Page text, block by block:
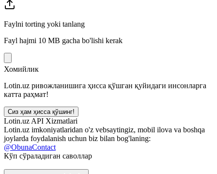
Faylni torting yoki tanlang
Fayl hajmi 10 MB gacha bo'lishi kerak
Хомийлик
Lotin.uz ривожланишига ҳисса қўшган қуйидаги инсонларга
катта раҳмат!
Сиз ҳам ҳисса қўшинг!
Lotin.uz API Xizmatlari
Lotin.uz imkoniyatlaridan o'z vebsaytingiz, mobil ilova va boshqa
joylarda foydalanish uchun biz bilan bog'laning:
@ObunaContact
Кўп сўраладиган саволлар